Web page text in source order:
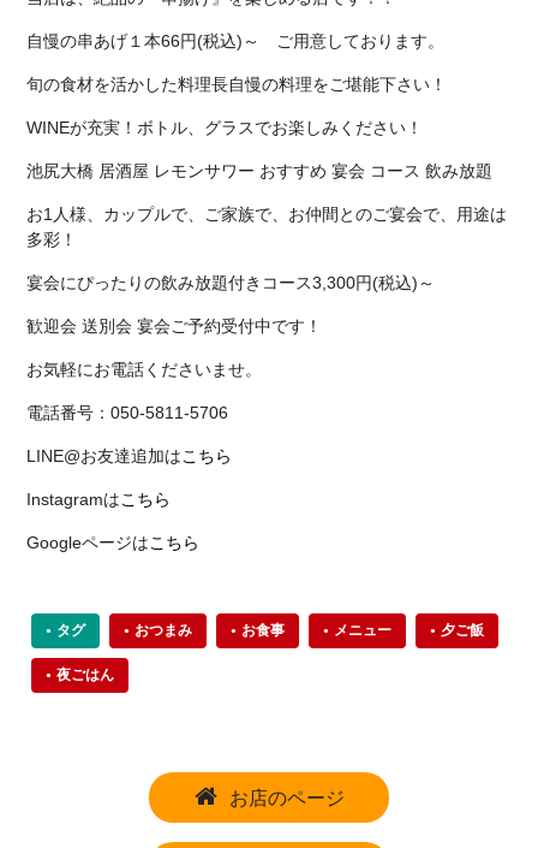
自慢の串あげ１本66円(税込)～ ご用意しております。
旬の食材を活かした料理長自慢の料理をご堪能下さい！
WINEが充実！ボトル、グラスでお楽しみください！
池尻大橋 居酒屋 レモンサワー おすすめ 宴会 コース 飲み放題
お1人様、カップルで、ご家族で、お仲間とのご宴会で、用途は
多彩！
宴会にぴったりの飲み放題付きコース3,300円(税込)～
歓迎会 送別会 宴会ご予約受付中です！
お気軽にお電話くださいませ。
電話番号：050-5811-5706
LINE@お友達追加はこちら
Instagramはこちら
Googleページはこちら
タグ おつまみ お食事 メニュー 夕ご飯
夜ごはん
お店のページ